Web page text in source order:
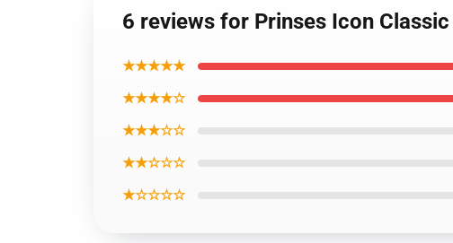
6 reviews for Prinses Icon
★★★★★
★★★★☆
★★★☆☆
★★☆☆☆
★☆☆☆☆